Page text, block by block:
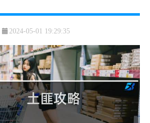
2024-05-01 19:29:35